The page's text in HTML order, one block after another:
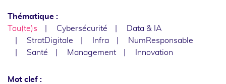
Thématique :
Tou(te)s
Cybersécurité
Data & IA
StratDigitale
Infra
NumResponsable
Santé
Management Innovation
Mot clef :